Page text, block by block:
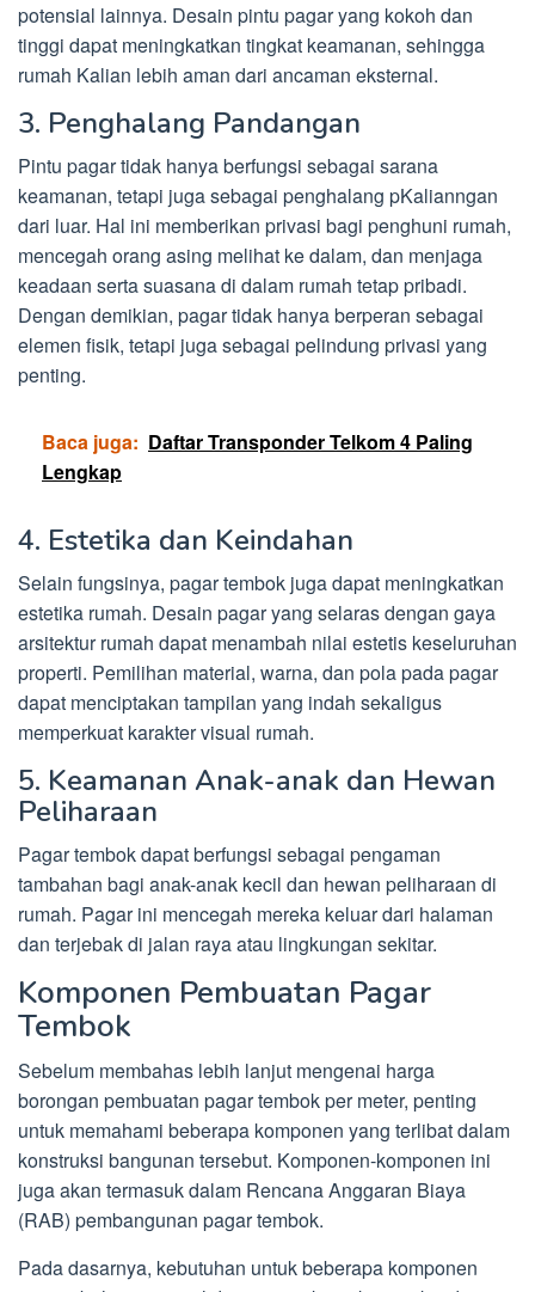
potensial lainnya. Desain pintu pagar yang kokoh dan
tinggi dapat meningkatkan tingkat keamanan, sehingga
rumah Kalian lebih aman dari ancaman eksternal.
3. Penghalang Pandangan
Pintu pagar tidak hanya berfungsi sebagai sarana
keamanan, tetapi juga sebagai penghalang pKalianngan
dari luar. Hal ini memberikan privasi bagi penghuni rumah,
mencegah orang asing melihat ke dalam, dan menjaga
keadaan serta suasana di dalam rumah tetap pribadi.
Dengan demikian, pagar tidak hanya berperan sebagai
elemen fisik, tetapi juga sebagai pelindung privasi yang
penting.
Baca juga: Daftar Transponder Telkom 4 Paling
Lengkap
4. Estetika dan Keindahan
Selain fungsinya, pagar tembok juga dapat meningkatkan
estetika rumah. Desain pagar yang selaras dengan gaya
arsitektur rumah dapat menambah nilai estetis keseluruhan
properti. Pemilihan material, warna, dan pola pada pagar
dapat menciptakan tampilan yang indah sekaligus
memperkuat karakter visual rumah.
5. Keamanan Anak-anak dan Hewan
Peliharaan
Pagar tembok dapat berfungsi sebagai pengaman
tambahan bagi anak-anak kecil dan hewan peliharaan di
rumah. Pagar ini mencegah mereka keluar dari halaman
dan terjebak di jalan raya atau lingkungan sekitar.
Komponen Pembuatan Pagar
Tembok
Sebelum membahas lebih lanjut mengenai harga
borongan pembuatan pagar tembok per meter, penting
untuk memahami beberapa komponen yang terlibat dalam
konstruksi bangunan tersebut. Komponen-komponen ini
juga akan termasuk dalam Rencana Anggaran Biaya
(RAB) pembangunan pagar tembok.
Pada dasarnya, kebutuhan untuk beberapa komponen